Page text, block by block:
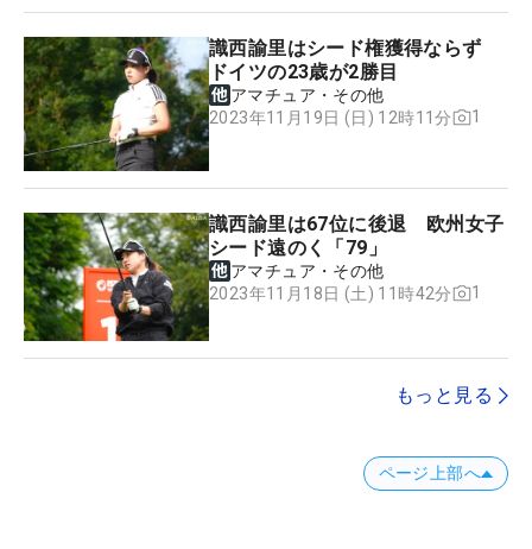
識西諭里はシード権獲得ならず
ドイツの23歳が2勝目
アマチュア・その他
2023年11月19日 (日) 12時11分
1
識西諭里は67位に後退 欧州女子
シード遠のく「79」
アマチュア・その他
2023年11月18日 (土) 11時42分
1
もっと見る
ページ上部へ